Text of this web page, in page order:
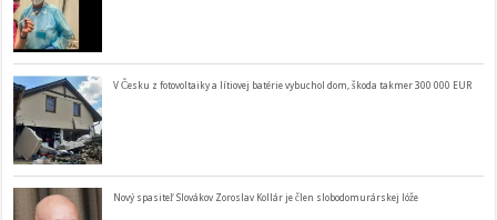
V Česku z fotovoltaiky a lítiovej batérie vybuchol dom, škoda takmer 300 000 EUR
Nový spasiteľ Slovákov Zoroslav Kollár je člen slobodomurárskej lóže